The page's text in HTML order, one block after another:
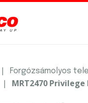
|
Forgózsámolyos
| MRT2470 Privilege